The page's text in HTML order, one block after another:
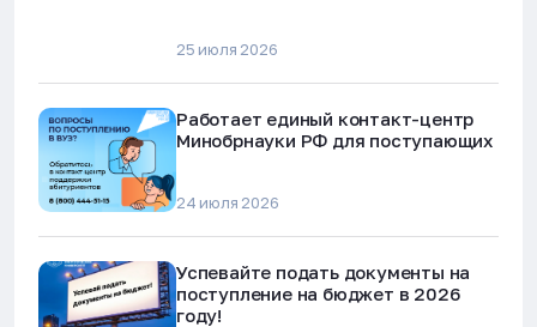
25 июля 2026
Работает единый контакт-центр
Минобрнауки РФ для поступающих
24 июля 2026
Успевайте подать документы на
поступление на бюджет в 2026
году!